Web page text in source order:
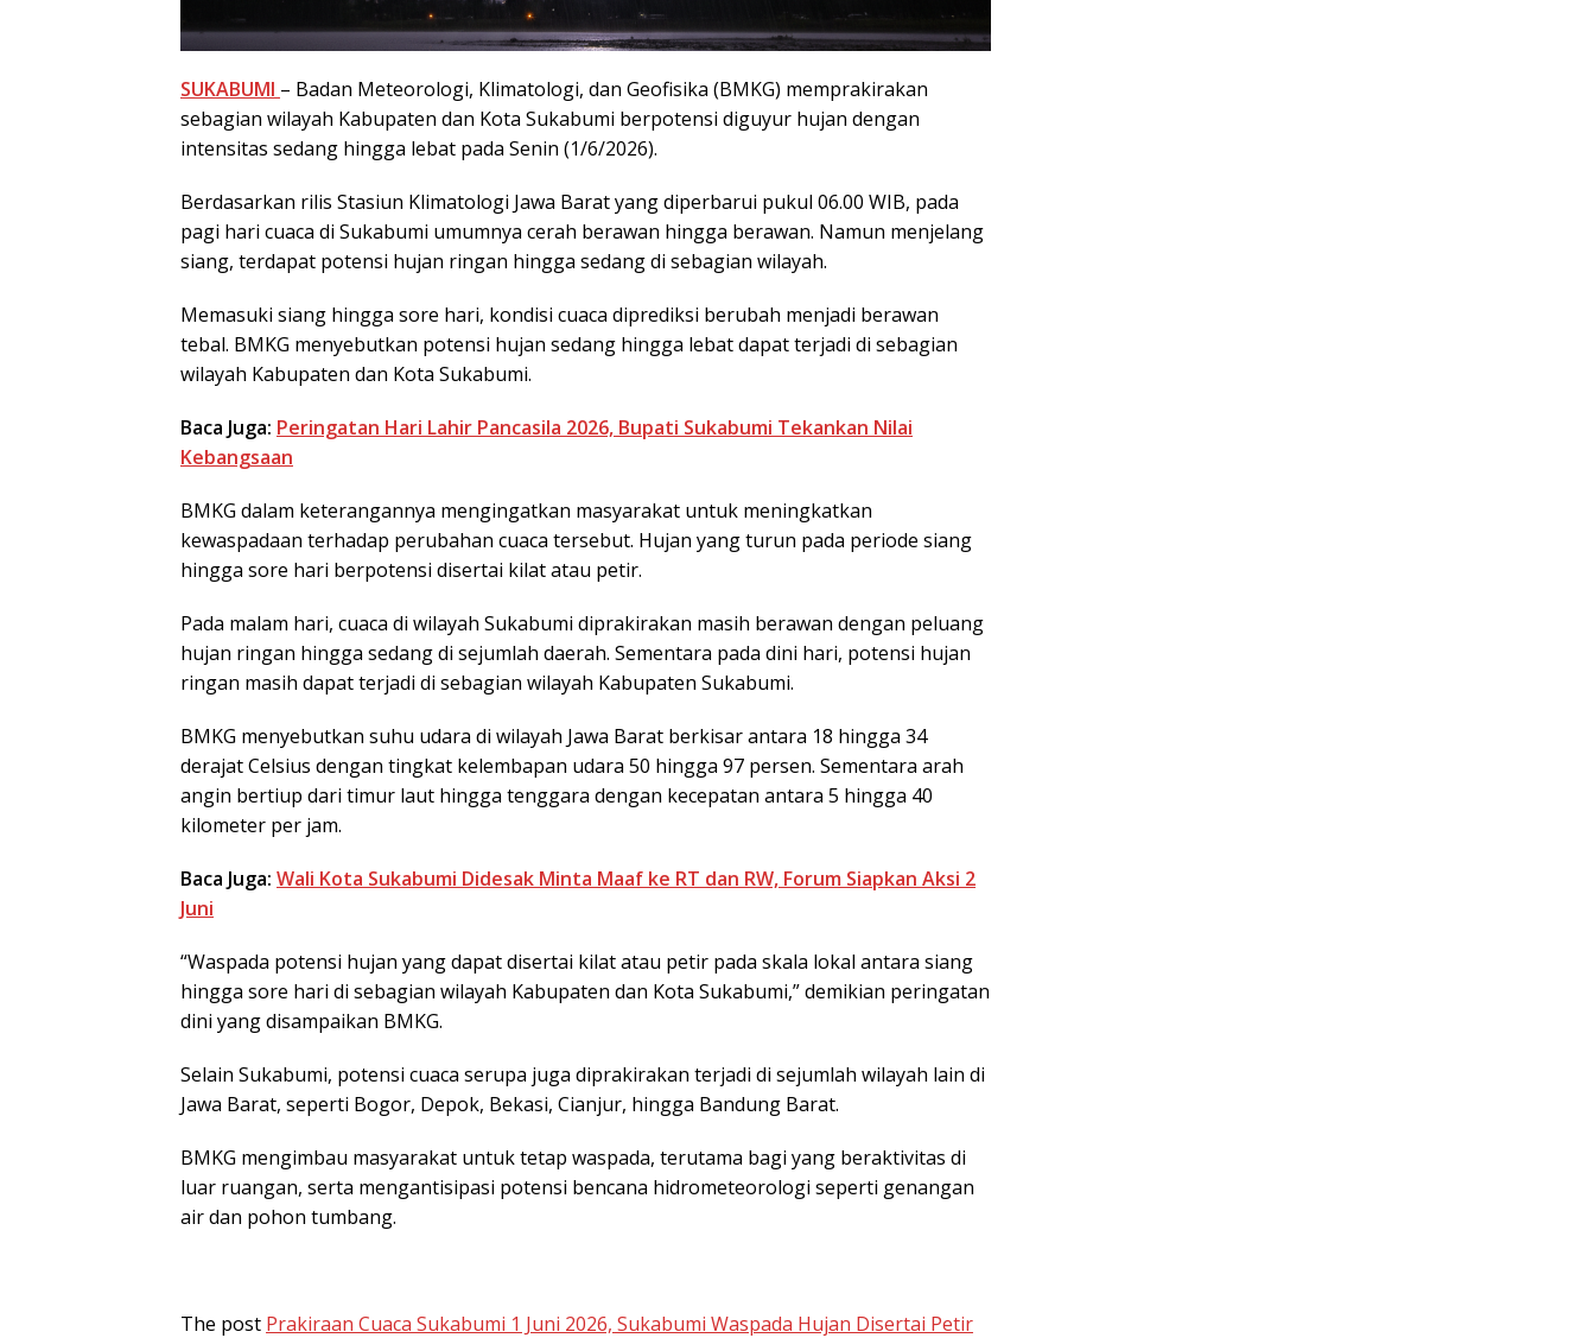
SUKABUMI – Badan Meteorologi, Klimatologi, dan Geofisika (BMKG) memprakirakan
sebagian wilayah Kabupaten dan Kota Sukabumi berpotensi diguyur hujan dengan
intensitas sedang hingga lebat pada Senin (1/6/2026).
Berdasarkan rilis Stasiun Klimatologi Jawa Barat yang diperbarui pukul 06.00 WIB, pada
pagi hari cuaca di Sukabumi umumnya cerah berawan hingga berawan. Namun menjelang
siang, terdapat potensi hujan ringan hingga sedang di sebagian wilayah.
Memasuki siang hingga sore hari, kondisi cuaca diprediksi berubah menjadi berawan
tebal. BMKG menyebutkan potensi hujan sedang hingga lebat dapat terjadi di sebagian
wilayah Kabupaten dan Kota Sukabumi.
Baca Juga: Peringatan Hari Lahir Pancasila 2026, Bupati Sukabumi Tekankan Nilai
Kebangsaan
BMKG dalam keterangannya mengingatkan masyarakat untuk meningkatkan
kewaspadaan terhadap perubahan cuaca tersebut. Hujan yang turun pada periode siang
hingga sore hari berpotensi disertai kilat atau petir.
Pada malam hari, cuaca di wilayah Sukabumi diprakirakan masih berawan dengan peluang
hujan ringan hingga sedang di sejumlah daerah. Sementara pada dini hari, potensi hujan
ringan masih dapat terjadi di sebagian wilayah Kabupaten Sukabumi.
BMKG menyebutkan suhu udara di wilayah Jawa Barat berkisar antara 18 hingga 34
derajat Celsius dengan tingkat kelembapan udara 50 hingga 97 persen. Sementara arah
angin bertiup dari timur laut hingga tenggara dengan kecepatan antara 5 hingga 40
kilometer per jam.
Baca Juga: Wali Kota Sukabumi Didesak Minta Maaf ke RT dan RW, Forum Siapkan Aksi 2
Juni
“Waspada potensi hujan yang dapat disertai kilat atau petir pada skala lokal antara siang
hingga sore hari di sebagian wilayah Kabupaten dan Kota Sukabumi,” demikian peringatan
dini yang disampaikan BMKG.
Selain Sukabumi, potensi cuaca serupa juga diprakirakan terjadi di sejumlah wilayah lain di
Jawa Barat, seperti Bogor, Depok, Bekasi, Cianjur, hingga Bandung Barat.
BMKG mengimbau masyarakat untuk tetap waspada, terutama bagi yang beraktivitas di
luar ruangan, serta mengantisipasi potensi bencana hidrometeorologi seperti genangan
air dan pohon tumbang.
The post Prakiraan Cuaca Sukabumi 1 Juni 2026, Sukabumi Waspada Hujan Disertai Petir